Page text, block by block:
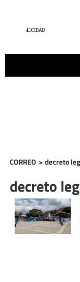
CORREO > decreto
decreto